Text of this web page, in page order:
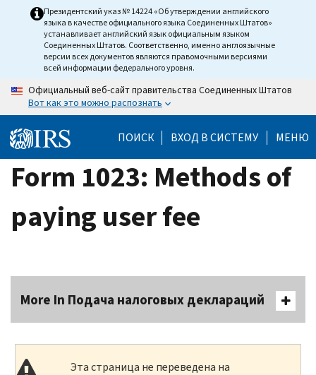
Президентский указ № 14224 «Об утверждении английского
языка в качестве официального языка Соединенных Штатов»
устанавливает английский язык официальным языком
Соединенных Штатов. Соответственно, именно англоязычные
версии всех документов являются правомочными версиями
всей информации федерального уровня.
Официальный веб-сайт правительства Соединенных Штатов
Вот как это можно распознать
ПОИСК ВХОД В СИСТЕМУ МЕНЮ
Form 1023: Methods of
paying user fee
More In Подача налоговых деклараций
Эта страница не переведена на